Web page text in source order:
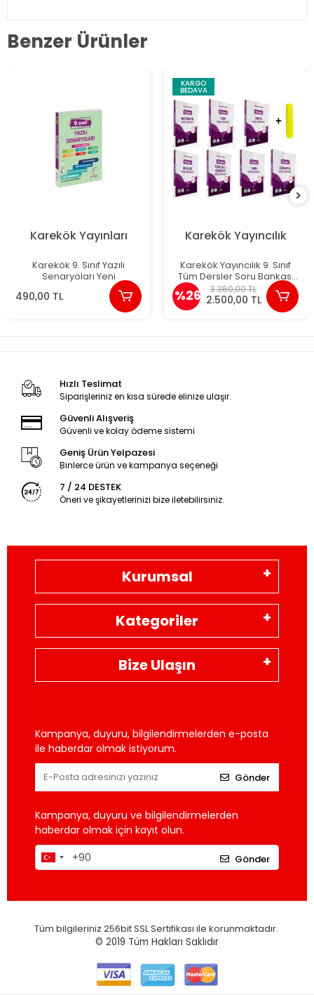
Benzer Ürünler
Karekök Yayınları
Karekök 9. Sınıf Yazılı
Senaryoları Yeni
490,00 TL
KARGO
BEDAVA
Karekök Yayıncılık
Karekök Yayıncılık 9. Sınıf
Tüm Dersler Soru Bankası
Seti Yeni
%26 3.360,00 TL
2.500,00 TL
Hızlı Teslimat
Siparişleriniz en kısa sürede elinize ulaşır.
Güvenli Alışveriş
Güvenli ve kolay ödeme sistemi
Geniş Ürün Yelpazesi
Binlerce ürün ve kampanya seçeneği
7 / 24 DESTEK
Öneri ve şikayetlerinizi bize iletebilirsiniz.
Kurumsal
Kategoriler
Bize Ulaşın
Kampanya, duyuru, bilgilendirmelerden e-posta
ile haberdar olmak istiyorum.
Gönder
Kampanya, duyuru ve bilgilendirmelerden
haberdar olmak için kayıt olun.
Gönder
Tüm bilgileriniz 256bit SSL Sertifikası ile korunmaktadır.
© 2019 Tüm Hakları Saklıdır